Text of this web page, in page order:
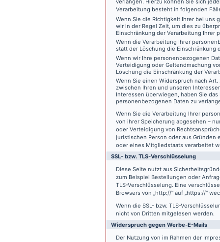
verlangen. Hierzu können Sie sich
Verarbeitung besteht in folgenden
Wenn Sie die Richtigkeit Ihrer bei
wir in der Regel Zeit, um dies zu
Einschränkung der Verarbeitung Ihrer
Wenn die Verarbeitung Ihrer
statt der Löschung die Einschränkung
Wenn wir Ihre personenbezogenen
Verteidigung oder Geltendmachung
Löschung die Einschränkung der
Wenn Sie einen Widerspruch nach
zwischen Ihren und unseren
Interessen überwiegen, haben Sie
personenbezogenen Daten zu
Wenn Sie die Verarbeitung Ihrer
von ihrer Speicherung abgesehen –
oder Verteidigung von
juristischen Person oder aus
oder eines Mitgliedstaats verarbeitet
SSL- bzw. TLS-Verschlüsselung
Diese Seite nutzt aus
zum Beispiel Bestellungen oder
TLS-Verschlüsselung. Eine
Browsers von „http://“ auf „https://“
Wenn die SSL- bzw. TLS-
nicht von Dritten mitgelesen werden.
Widerspruch gegen Werbe-E-Mails
Der Nutzung von im Rahmen der